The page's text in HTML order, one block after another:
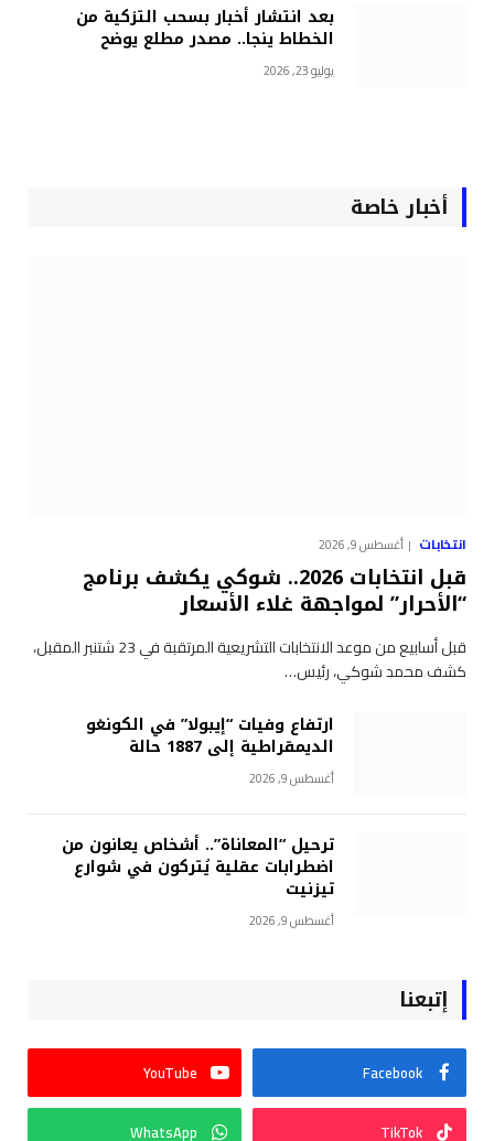
بعد انتشار أخبار بسحب التزكية من
الخطاط ينجا.. مصدر مطلع يوضح
يوليو 23, 2026
أخبار خاصة
انتخابات أغسطس 9, 2026
قبل انتخابات 2026.. شوكي يكشف برنامج
“الأحرار” لمواجهة غلاء الأسعار
قبل أسابيع من موعد الانتخابات التشريعية المرتقبة في 23 شتنبر المقبل،
كشف محمد شوكي، رئيس…
ارتفاع وفيات “إيبولا” في الكونغو
الديمقراطية إلى 1887 حالة
أغسطس 9, 2026
ترحيل “المعاناة”.. أشخاص يعانون من
اضطرابات عقلية يُتركون في شوارع
تيزنيت
أغسطس 9, 2026
إتبعنا
Facebook
YouTube
TikTok
WhatsApp